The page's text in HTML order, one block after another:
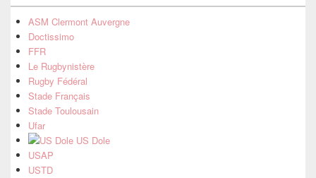
ASM Clermont Auvergne
Doctissimo
FFR
Le Rugbynistère
Rugby Fédéral
Stade Français
Stade Toulousain
Ufar
US Dole
USAP
USTD